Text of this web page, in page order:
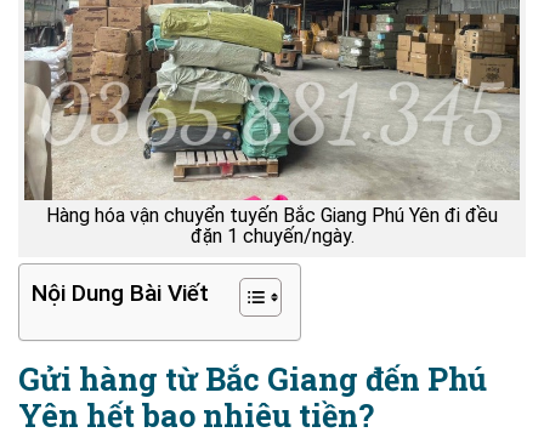
Hàng hóa vận chuyển tuyến Bắc Giang Phú Yên đi đều
đặn 1 chuyến/ngày.
Nội Dung Bài Viết
Gửi hàng từ Bắc Giang đến Phú
Yên hết bao nhiêu tiền?